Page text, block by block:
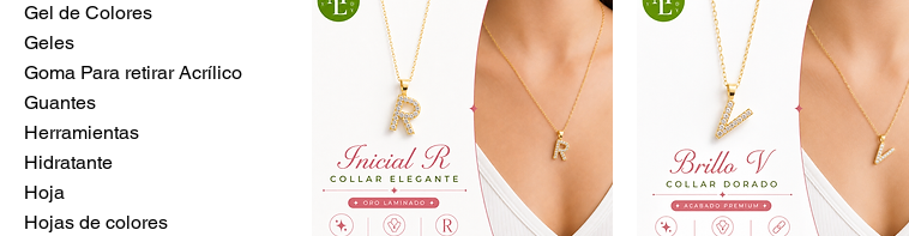
Gel de Colores
Geles
Goma Para retirar Acrílico
Guantes
Herramientas
Hidratante
Hoja
Hojas de colores